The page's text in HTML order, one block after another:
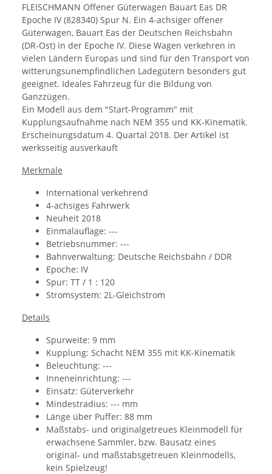
FLEISCHMANN Offener Güterwagen Bauart Eas DR
Epoche IV (828340) Spur N. Ein 4-achsiger offener
Güterwagen, Bauart Eas der Deutschen Reichsbahn
(DR-Ost) in der Epoche IV. Diese Wagen verkehren in
vielen Ländern Europas und sind für den Transport von
witterungsunempfindlichen Ladegütern besonders gut
geeignet. Ideales Fahrzeug für die Bildung von
Ganzzügen.
Ein Modell aus dem "Start-Programm" mit
Kupplungsaufnahme nach NEM 355 und KK-Kinematik.
Erscheinungsdatum 4. Quartal 2018. Der Artikel ist
werksseitig ausverkauft
Merkmale
International verkehrend
4-achsiges Fahrwerk
Neuheit 2018
Einmalauflage: ---
Betriebsnummer: ---
Bahnverwaltung: Deutsche Reichsbahn / DDR
Epoche: IV
Spur: TT / 1 : 120
Stromsystem: 2L-Gleichstrom
Details
Spurweite: 9 mm
Kupplung: Schacht NEM 355 mit KK-Kinematik
Beleuchtung: ---
Inneneinrichtung: ---
Einsatz: Güterverkehr
Mindestradius: --- mm
Länge über Puffer: 88 mm
Maßstabs- und originalgetreues Kleinmodell für
erwachsene Sammler, bzw. Bausatz eines
original- und maßstabsgetreuen Kleinmodells,
kein Spielzeug!